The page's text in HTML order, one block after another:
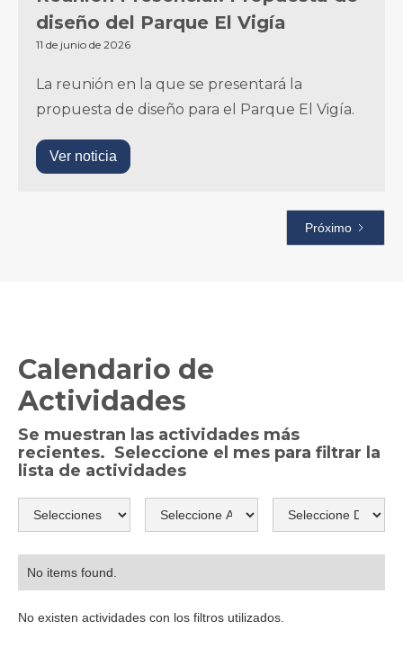
diseño del Parque El Vigía
11 de junio de 2026
La reunión en la que se presentará la
propuesta de diseño para el Parque El Vigía.‍
Ver noticia
Próximo
Calendario de
Actividades
Se muestran las actividades más
recientes. Seleccione el mes para filtrar la
lista de actividades
No items found.
No existen actividades con los filtros utilizados.